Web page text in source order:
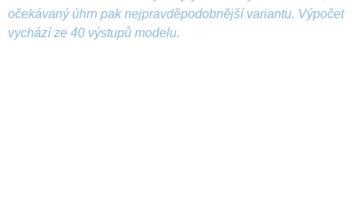
očekávaný úhrn pak nejpravděpodobnější variantu. Výpočet
vychází ze 40 výstupů modelu.